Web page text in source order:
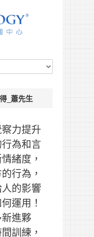
_蕭先生
力提升
為和言
緒度，
行為，
的影響
運用！
進夥
訓練，